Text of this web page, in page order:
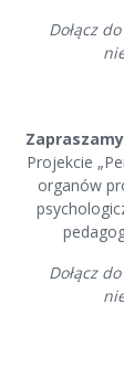
Dołącz
Projekcie
organów
Dołącz